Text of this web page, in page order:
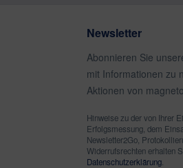
Newsletter
Abonnieren Sie
mit Informationen zu
Aktionen von
Hinweise zu der von Ihrer
Erfolgsmessung, dem
Newsletter2Go,
Widerrufsrechten erhalten
Datenschutzerklärung